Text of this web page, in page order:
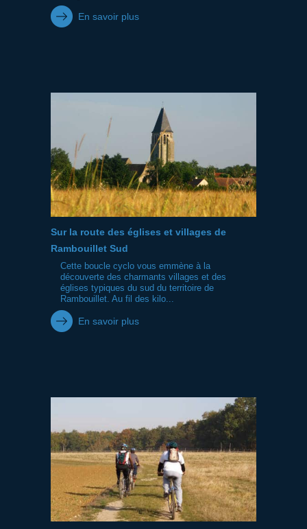
En savoir plus
Sur la route des églises et villages de
Rambouillet Sud
Cette boucle cyclo vous emmène à la
découverte des charmants villages et des
églises typiques du sud du territoire de
Rambouillet. Au fil des kilo...
En savoir plus